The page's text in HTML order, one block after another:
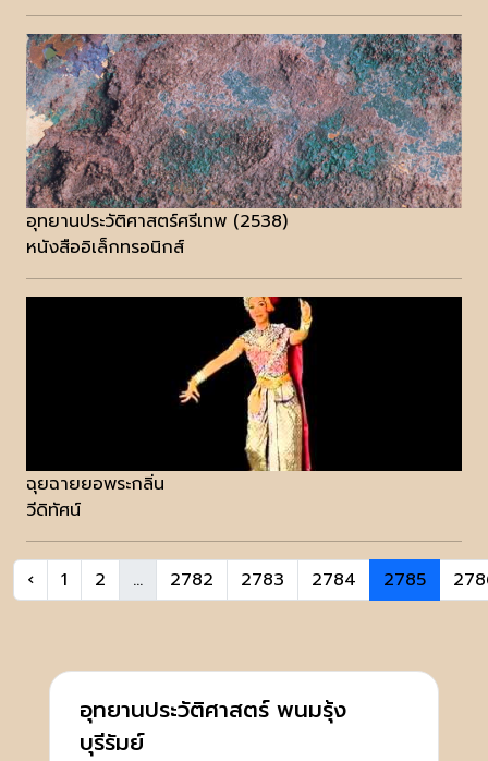
อุทยานประวัติศาสตร์ศรีเทพ (2538)
หนังสืออิเล็กทรอนิกส์
ฉุยฉายยอพระกลิ่น
วีดิทัศน์
‹ 1 2 ... 2782 2783 2784 2785
อุทยานประวัติศาสตร์ พนมรุ้ง
บุรีรัมย์